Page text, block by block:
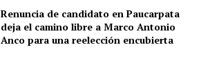
Renuncia de candidato en Paucarpata
deja el camino libre a Marco Antonio
Anco para una reelección encubierta